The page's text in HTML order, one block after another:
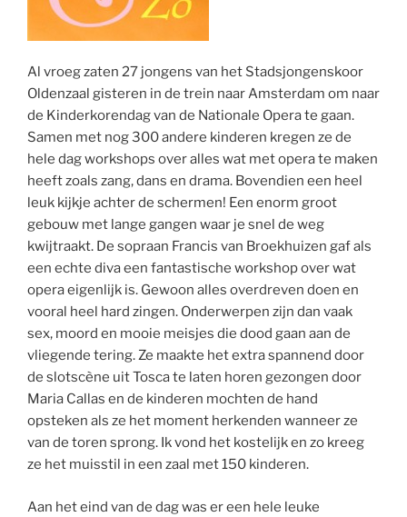
Al vroeg zaten 27 jongens van het Stadsjongenskoor
Oldenzaal gisteren in de trein naar Amsterdam om naar
de Kinderkorendag van de Nationale Opera te gaan.
Samen met nog 300 andere kinderen kregen ze de
hele dag workshops over alles wat met opera te maken
heeft zoals zang, dans en drama. Bovendien een heel
leuk kijkje achter de schermen! Een enorm groot
gebouw met lange gangen waar je snel de weg
kwijtraakt. De sopraan Francis van Broekhuizen gaf als
een echte diva een fantastische workshop over wat
opera eigenlijk is. Gewoon alles overdreven doen en
vooral heel hard zingen. Onderwerpen zijn dan vaak
sex, moord en mooie meisjes die dood gaan aan de
vliegende tering. Ze maakte het extra spannend door
de slotscène uit Tosca te laten horen gezongen door
Maria Callas en de kinderen mochten de hand
opsteken als ze het moment herkenden wanneer ze
van de toren sprong. Ik vond het kostelijk en zo kreeg
ze het muisstil in een zaal met 150 kinderen.
Aan het eind van de dag was er een hele leuke